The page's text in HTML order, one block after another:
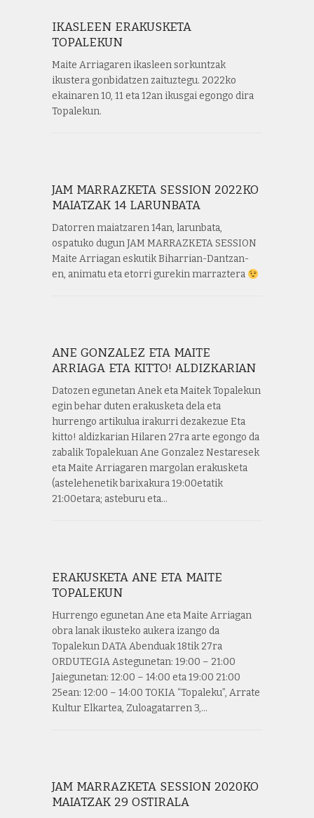
IKASLEEN ERAKUSKETA
TOPALEKUN
Maite Arriagaren ikasleen sorkuntzak
ikustera gonbidatzen zaituztegu. 2022ko
ekainaren 10, 11 eta 12an ikusgai egongo dira
Topalekun.
JAM MARRAZKETA SESSION 2022KO
MAIATZAK 14 LARUNBATA
Datorren maiatzaren 14an, larunbata,
ospatuko dugun JAM MARRAZKETA SESSION
Maite Arriagan eskutik Biharrian-Dantzan-
en, animatu eta etorri gurekin marraztera
ANE GONZALEZ ETA MAITE
ARRIAGA ETA KITTO! ALDIZKARIAN
Datozen egunetan Anek eta Maitek Topalekun
egin behar duten erakusketa dela eta
hurrengo artikulua irakurri dezakezue Eta
kitto! aldizkarian Hilaren 27ra arte egongo da
zabalik Topalekuan Ane Gonzalez Nestaresek
eta Maite Arriagaren margolan erakusketa
(astelehenetik barixakura 19:00etatik
21:00etara; asteburu eta…
ERAKUSKETA ANE ETA MAITE
TOPALEKUN
Hurrengo egunetan Ane eta Maite Arriagan
obra lanak ikusteko aukera izango da
Topalekun DATA Abenduak 18tik 27ra
ORDUTEGIA Astegunetan: 19:00 – 21:00
Jaiegunetan: 12:00 – 14:00 eta 19:00 21:00
25ean: 12:00 – 14:00 TOKIA “Topaleku”, Arrate
Kultur Elkartea, Zuloagatarren 3,…
JAM MARRAZKETA SESSION 2020KO
MAIATZAK 29 OSTIRALA